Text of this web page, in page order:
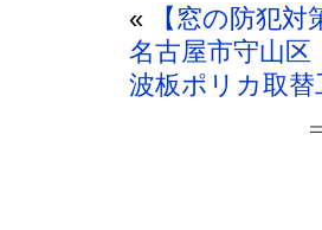
«
【窓の防犯
名古屋市守山区
波板ポリカ取